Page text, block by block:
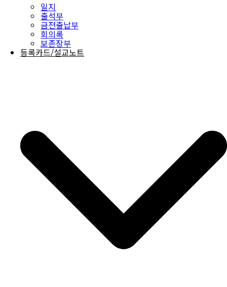
일지
출석부
금전출납부
회의록
보존장부
등록카드/설교노트